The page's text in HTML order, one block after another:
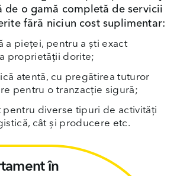
de o gamă completă de servicii
fără niciun cost suplimentar:
a pieței, pentru a ști exact
proprietății dorite;
atentă, cu pregătirea tuturor
pentru o tranzacție sigură;
pentru diverse tipuri de activități
cât și producere etc.
în